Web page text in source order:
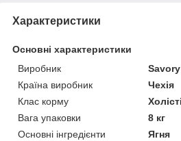
Характеристики
Основні характеристики
Виробник
Savory
Країна виробник
Чехія
Клас корму
Вага упаковки
8 кг
Основні інгредієнти
Ягня